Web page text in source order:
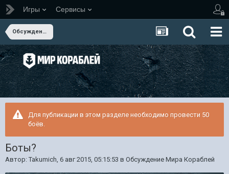
Игры Сервисы
Обсуждение Мира Кораблей
Для публикации в этом разделе необходимо провести 50
боёв.
Боты?
Автор: Takumich, 6 авг 2015, 05:15:53 в Обсуждение Мира Кораблей